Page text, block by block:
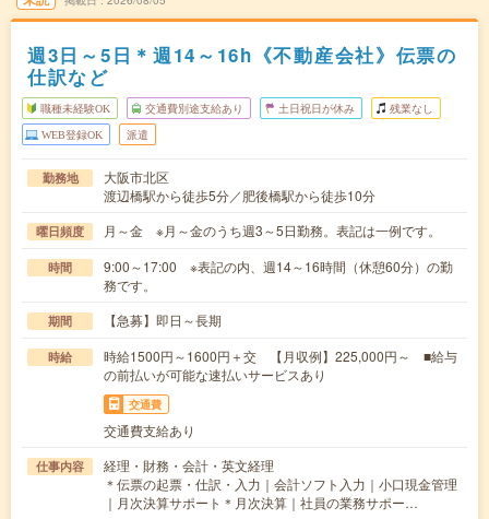
週3日～5日＊週14～16h《不動産会社》伝票の
仕訳など
職種未経験OK 交通費別途支給あり 土日祝日が休み 残業なし
WEB登録OK 派遣
勤務地
大阪市北区
渡辺橋駅から徒歩5分／肥後橋駅から徒歩10分
曜日頻度 月～金 ※月～金のうち週3～5日勤務。表記は一例です。
時間
9:00～17:00 ※表記の内、週14～16時間（休憩60分）の勤
務です。
期間 【急募】即日～長期
時給
時給1500円～1600円＋交 【月収例】225,000円～ ■給与
の前払いが可能な速払いサービスあり
交通費
交通費支給あり
仕事内容
経理・財務・会計・英文経理
＊伝票の起票・仕訳・入力｜会計ソフト入力｜小口現金管理
｜月次決算サポート＊月次決算｜社員の業務サポー…